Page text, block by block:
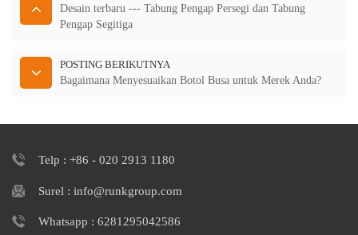
Desain terbaru --- Tabung Pengap Persegi dan Tabung
Pengap Segitiga
POSTING BERIKUTNYA
Bagaimana Menyesuaikan Botol Busa untuk Merek Anda?
Telp : +86 - 020 2913 1180
Surel : info@runkgroup.com
Whatsapp : 6281295042586